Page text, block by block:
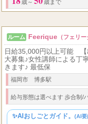
歳～ 歳まで
ルーム Feerique （フェリー
日給35,000円以上可能 【
大募集♪女性講師による丁
きます♪ 最低保
福岡市 博多駅
給与形態は選べます 歩合制/バ
✨AIおしごとガイド。 (AI要